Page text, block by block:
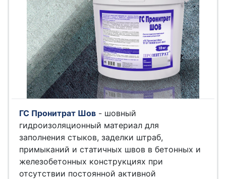
ГС Пронитрат Шов - шовный
гидроизоляционный материал для
заполнения стыков, заделки штраб,
примыканий и статичных швов в бетонных и
железобетонных конструкциях при
отсутствии постоянной активной